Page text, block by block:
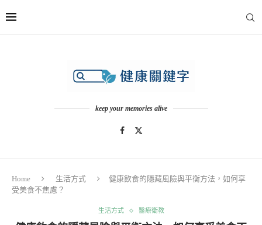
keep your memories alive
Home 生活方式
健康飲食的隱藏風險與平衡方法，如何享
受美食不焦慮？
生活方式 醫療衛教